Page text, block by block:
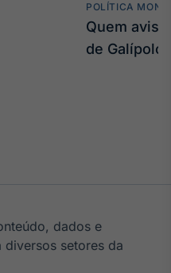
POLÍTICA
Quem
de Galípolo
dados e
setores da